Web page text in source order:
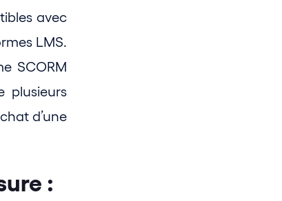
avec
LMS.
SCORM
plusieurs
d’une
: